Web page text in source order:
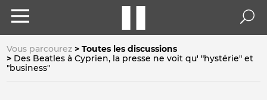
Vous parcourez
Toutes les discussions
Des Beatles à Cyprien, la presse ne voit qu' "hystérie" et
"business"